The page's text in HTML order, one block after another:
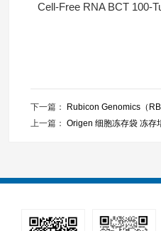
Cell-Free RNA BCT 100-
下一篇：
Rubicon Genomics（
上一篇： Origen 细胞冻存袋 冻存